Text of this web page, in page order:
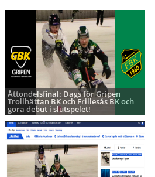
Åttondelsfinal: Dags för Gripen
Trollhättan BK och Frillesås BK och
göra debut i slutspelet!